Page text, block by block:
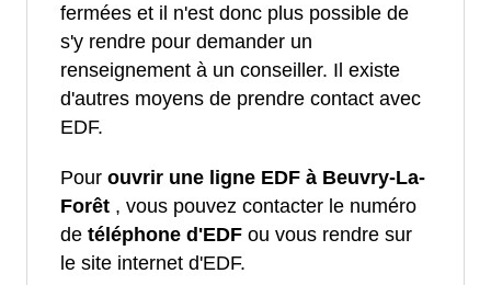
fermées et il n'est donc plus possible de
s'y rendre pour demander un
renseignement à un conseiller. Il existe
d'autres moyens de prendre contact avec
EDF.
Pour ouvrir une ligne EDF à Beuvry-La-
Forêt , vous pouvez contacter le numéro
de téléphone d'EDF ou vous rendre sur
le site internet d'EDF.